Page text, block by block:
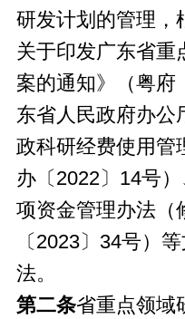
研发计划的管理，
关于印发广东省重
案的通知》（粤府
东省人民政府办公
政科研经费使用管
办〔2022〕14号
项资金管理办法（
〔2023〕34号）
法。
第二条省重点领域